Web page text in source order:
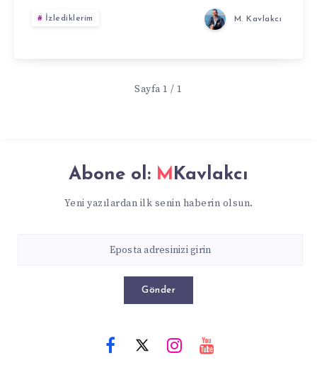
İzlediklerim M. Kavlakcı
Sayfa 1 / 1
Abone ol: MKavlakcı
Yeni yazılardan ilk senin haberin olsun.
Gönder